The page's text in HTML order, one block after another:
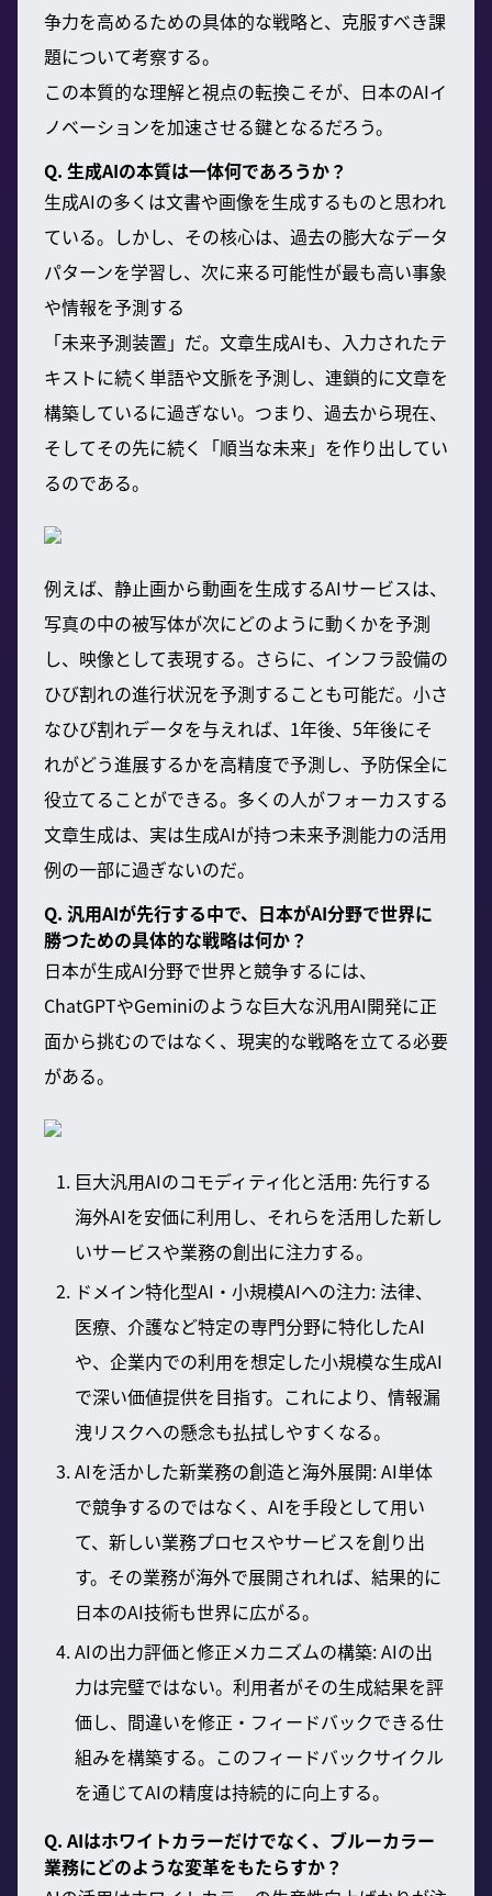
争力を高めるための具体的な戦略と、克服すべき課
題について考察する。
この本質的な理解と視点の転換こそが、日本のAIイ
ノベーションを加速させる鍵となるだろう。
Q. 生成AIの本質は一体何であろうか？
生成AIの多くは文書や画像を生成するものと思われ
ている。しかし、その核心は、過去の膨大なデータ
パターンを学習し、次に来る可能性が最も高い事象
や情報を予測する
「未来予測装置」だ。文章生成AIも、入力されたテ
キストに続く単語や文脈を予測し、連鎖的に文章を
構築しているに過ぎない。つまり、過去から現在、
そしてその先に続く「順当な未来」を作り出してい
るのである。
例えば、静止画から動画を生成するAIサービスは、
写真の中の被写体が次にどのように動くかを予測
し、映像として表現する。さらに、インフラ設備の
ひび割れの進行状況を予測することも可能だ。小さ
なひび割れデータを与えれば、1年後、5年後にそ
れがどう進展するかを高精度で予測し、予防保全に
役立てることができる。多くの人がフォーカスする
文章生成は、実は生成AIが持つ未来予測能力の活用
例の一部に過ぎないのだ。
Q. 汎用AIが先行する中で、日本がAI分野で世界に
勝つための具体的な戦略は何か？
日本が生成AI分野で世界と競争するには、
ChatGPTやGeminiのような巨大な汎用AI開発に正
面から挑むのではなく、現実的な戦略を立てる必要
がある。
巨大汎用AIのコモディティ化と活用: 先行する
海外AIを安価に利用し、それらを活用した新し
いサービスや業務の創出に注力する。
ドメイン特化型AI・小規模AIへの注力: 法律、
医療、介護など特定の専門分野に特化したAI
や、企業内での利用を想定した小規模な生成AI
で深い価値提供を目指す。これにより、情報漏
洩リスクへの懸念も払拭しやすくなる。
AIを活かした新業務の創造と海外展開: AI単体
で競争するのではなく、AIを手段として用い
て、新しい業務プロセスやサービスを創り出
す。その業務が海外で展開されれば、結果的に
日本のAI技術も世界に広がる。
AIの出力評価と修正メカニズムの構築: AIの出
力は完璧ではない。利用者がその生成結果を評
価し、間違いを修正・フィードバックできる仕
組みを構築する。このフィードバックサイクル
を通じてAIの精度は持続的に向上する。
Q. AIはホワイトカラーだけでなく、ブルーカラー
業務にどのような変革をもたらすか？